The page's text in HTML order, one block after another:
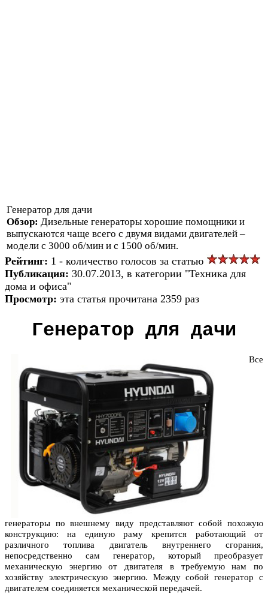
Генератор для дачи
Обзор: Дизельные генераторы хорошие помощники и
выпускаются чаще всего с двумя видами двигателей –
модели с 3000 об/мин и с 1500 об/мин.
Рейтинг: 1 - количество голосов за статью
Публикация: 30.07.2013, в категории "Техника для
дома и офиса"
Просмотр: эта статья прочитана 2359 раз
Генератор для дачи
Все
генераторы по внешнему виду представляют собой похожую
конструкцию: на единую раму крепится работающий от
различного топлива двигатель внутреннего сгорания,
непосредственно сам генератор, который преобразует
механическую энергию от двигателя в требуемую нам по
хозяйству электрическую энергию. Между собой генератор с
двигателем соединяется механической передачей.